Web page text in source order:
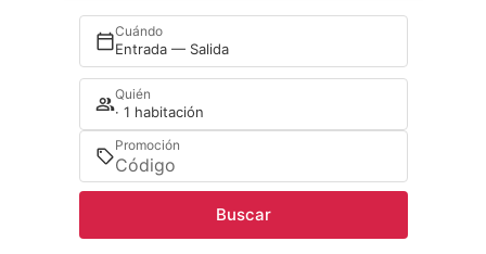
Cuándo
Entrada — Salida
Quién
· 1 habitación
Promoción
Buscar